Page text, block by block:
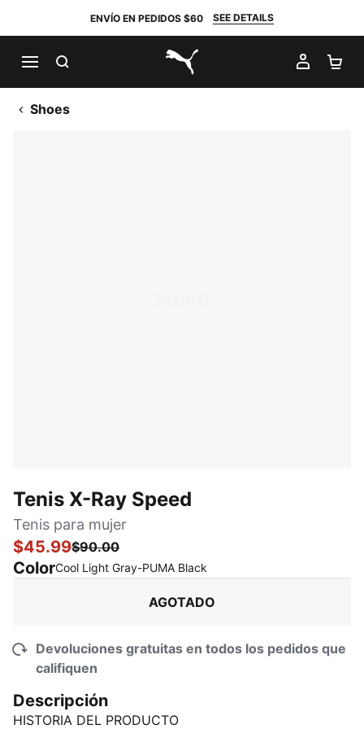
ENVÍO EN PEDIDOS $60 SEE DETAILS
PUMA.com
MI
Shoes
Tenis X-Ray Speed
Tenis para mujer
$45.99$90.00
ColorCool Light Gray-PUMA Black
AGOTADO
Devoluciones gratuitas en todos los pedidos que
califiquen
Descripción
HISTORIA DEL PRODUCTO